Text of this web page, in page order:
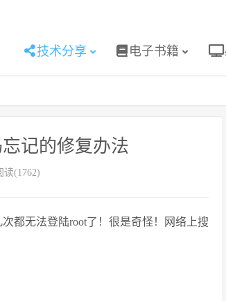
技术分享 电子书籍
记的修复办法
读(1762)
都无法登陆root了！很是奇怪！网络上搜